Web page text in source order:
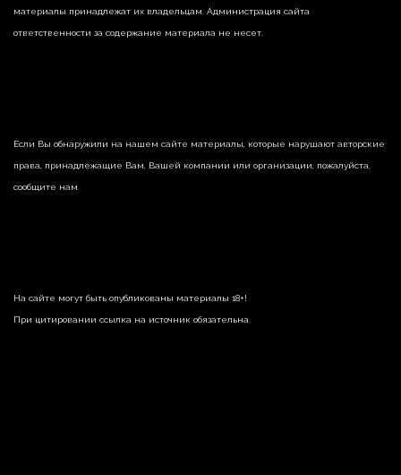
материалы принадлежат их владельцам. Администрация сайта
ответственности за содержание материала не несет.
Если Вы обнаружили на нашем сайте материалы, которые нарушают авторские
права, принадлежащие Вам, Вашей компании или организации, пожалуйста,
сообщите нам.
На сайте могут быть опубликованы материалы 18+!
При цитировании ссылка на источник обязательна.